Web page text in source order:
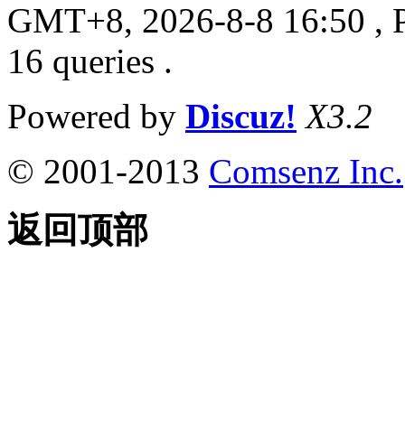
GMT+8, 2026-8-8 16:50 ,
16 queries .
Powered by Discuz! X3.2
© 2001-2013 Comsenz Inc.
返回顶部